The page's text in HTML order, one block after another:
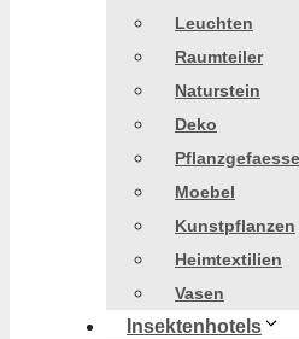
Leuchten
Raumteiler
Naturstein
Deko
Pflanzgefaesse
Moebel
Kunstpflanzen
Heimtextilien
Vasen
Insektenhotels